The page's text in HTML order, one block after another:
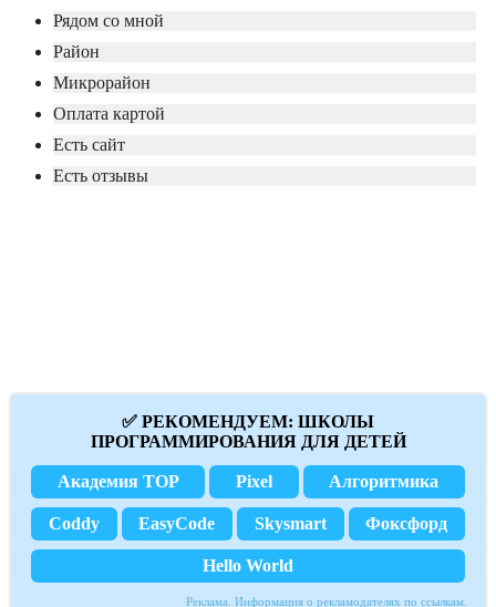
Рядом со мной
Район
Микрорайон
Оплата картой
Есть сайт
Есть отзывы
✅ РЕКОМЕНДУЕМ: ШКОЛЫ
ПРОГРАММИРОВАНИЯ ДЛЯ ДЕТЕЙ
Академия TOP Pixel Алгоритмика
Coddy EasyCode Skysmart Фоксфорд
Hello World
Реклама. Информация о рекламодателях по ссылкам.